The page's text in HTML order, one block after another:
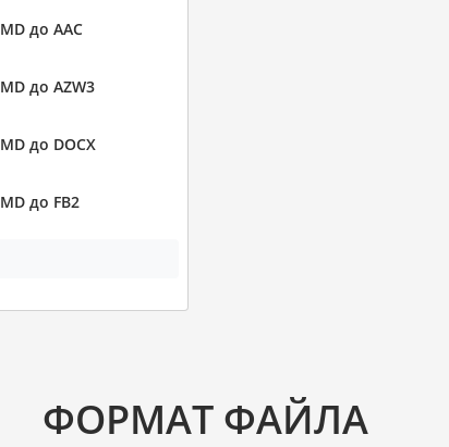
MD до AAC
MD до AZW3
MD до DOCX
MD до FB2
ФОРМАТ ФАЙЛА